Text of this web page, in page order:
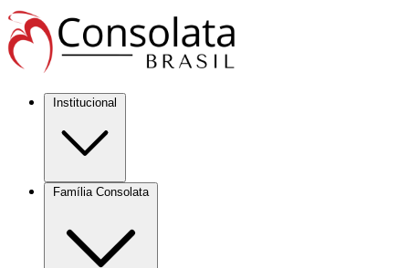
Institucional
Família Consolata